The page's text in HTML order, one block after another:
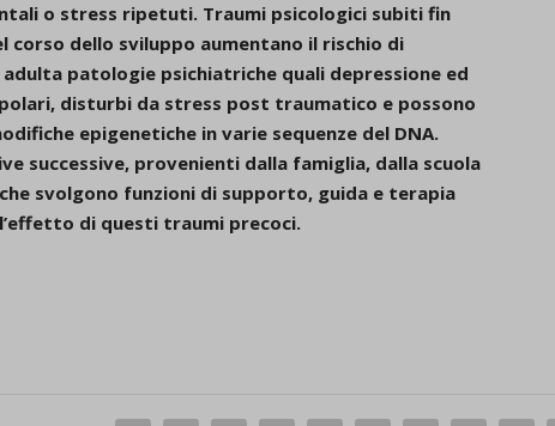
o stress ripetuti. Traumi psicologici subiti fin
corso dello sviluppo aumentano il rischio di
patologie psichiatriche quali depressione ed
disturbi da stress post traumatico e possono
epigenetiche in varie sequenze del DNA.
successive, provenienti dalla famiglia, dalla scuola
svolgono funzioni di supporto, guida e terapia
di questi traumi precoci.